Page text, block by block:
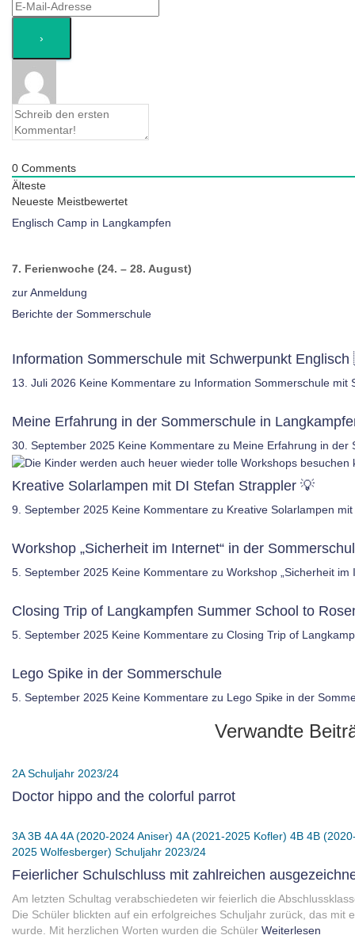
0 Comments
Älteste
Neueste Meistbewertet
Englisch Camp in Langkampfen
7. Ferienwoche (24. – 28. August)
zur Anmeldung
Berichte der Sommerschule
Information Sommerschule mit Schwerpunkt
13. Juli 2026 Keine Kommentare zu Information Sommerschule
Meine Erfahrung in der Sommerschule in
30. September 2025 Keine Kommentare zu Meine Erfahrung in der
Kreative Solarlampen mit DI Stefan Strappler 💡
9. September 2025 Keine Kommentare zu Kreative Solarlampen
Workshop „Sicherheit im Internet“ in der
5. September 2025 Keine Kommentare zu Workshop „Sicherheit
Closing Trip of Langkampfen Summer School to
5. September 2025 Keine Kommentare zu Closing Trip of
Lego Spike in der Sommerschule
5. September 2025 Keine Kommentare zu Lego Spike in der
Verwandte
2A Schuljahr 2023/24
Doctor hippo and the colorful parrot
3A 3B 4A 4A (2020-2024 Aniser) 4A (2021-2025 Kofler) 4B 4B
2025 Wolfesberger) Schuljahr 2023/24
Feierlicher Schulschluss mit zahlreichen
Am letzten Schultag verabschiedeten wir feierlich die
Die Schüler blickten auf ein erfolgreiches Schuljahr zurück, das mit
wurde. Mit herzlichen Worten wurden die Schüler Weiterlesen